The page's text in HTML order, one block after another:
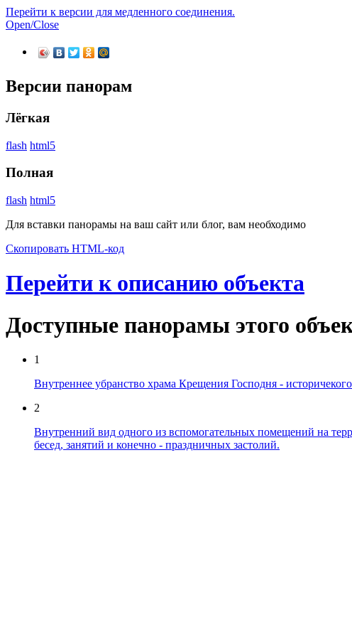
Перейти к версии для медленного соединения.
Open/Close
Версии панорам
Лёгкая
flash html5
Полная
flash html5
Для вставки панорамы на ваш сайт или блог, вам необходимо
Скопировать HTML-код
Перейти к описанию объекта
Доступные панорамы этого
1
Внутреннее убранство храма Крещения Господня -
2
Внутренний вид одного из вспомогательных помещений на
бесед, занятий и конечно - праздничных застолий.